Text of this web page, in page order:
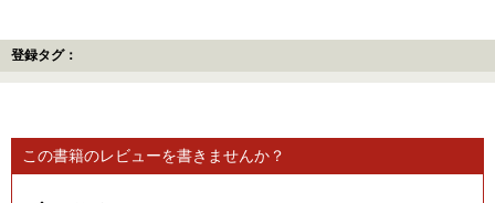
登録タグ：
この書籍のレビューを書きませんか？